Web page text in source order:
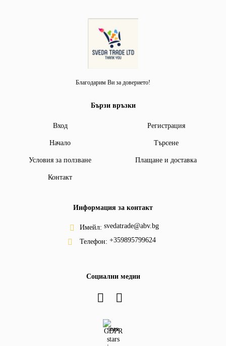
Благодарим Ви за доверието!
Бързи връзки
Вход Регистрация
Начало Търсене
Условия за ползване Плащане и доставка
Контакт
Информация за контакт
Имейл: svedatrade@abv.bg
Телефон: +359895799624
Социални медии
GDPR